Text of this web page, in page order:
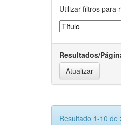
Utilizar filtros para
Resultados/
Resultado 1-10 de